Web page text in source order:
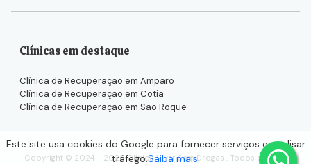
Clínicas em destaque
Clínica de Recuperação em Amparo
Clínica de Recuperação em Cotia
Clínica de Recuperação em São Roque
Copyright © 2024 - 2026 Clínica Viver Sem Drogas . Todos direitos
Este site usa cookies do Google para fornecer serviços e analisar
tráfego.Saiba mais.